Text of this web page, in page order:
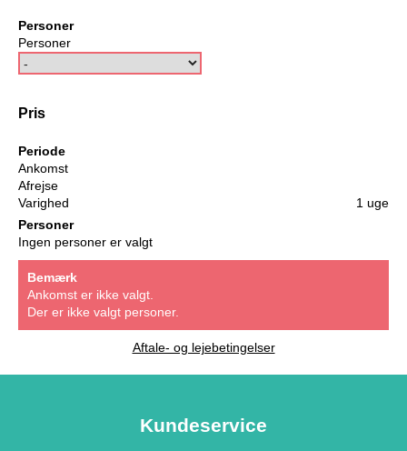
Personer
Personer
Pris
Periode
Ankomst
Afrejse
Varighed
1 uge
Personer
Ingen personer er valgt
Bemærk
Ankomst er ikke valgt.
Der er ikke valgt personer.
Aftale- og lejebetingelser
Kundeservice